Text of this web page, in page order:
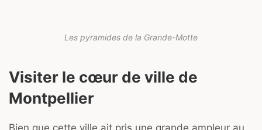
Les pyramides de la Grande-Motte
Visiter le cœur de ville de
Montpellier